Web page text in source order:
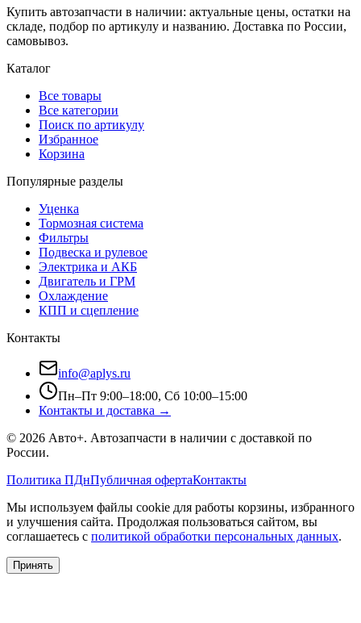
Купить автозапчасти в наличии: актуальные цены, остатки на
складе, подбор по артикулу и названию. Доставка по России,
самовывоз.
Каталог
Все товары
Все категории
Поиск по артикулу
Избранное
Корзина
Популярные разделы
Уценка
Тормозная система
Фильтры
Подвеска и рулевое
Электрика и АКБ
Двигатель и ГРМ
Охлаждение
КПП и сцепление
Контакты
info@aplys.ru
Пн–Пт 9:00–18:00, Сб 10:00–15:00
Контакты и доставка →
© 2026 Авто+. Автозапчасти в наличии с доставкой по
России.
Политика ПДнПубличная офертаКонтакты
Мы используем файлы cookie для работы корзины, избранного
и улучшения сайта. Продолжая пользоваться сайтом, вы
соглашаетесь с политикой обработки персональных данных.
Принять